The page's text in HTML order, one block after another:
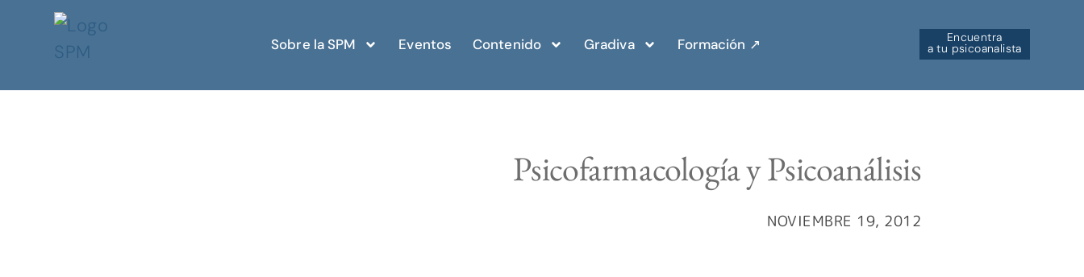
Sobre la SPM Eventos Contenido Gradiva Formación ↗︎ Encuentra
a tu psicoanalista
Psicofarmacología y Psicoanálisis
NOVIEMBRE 19, 2012